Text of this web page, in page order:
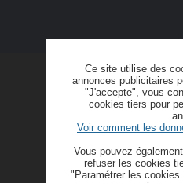
Ce site utilise des
annonces publicitaires
"J'accepte", vous
cookies tiers pour
Voir comment les
Vous pouvez
refuser les cookies
"Paramétrer les